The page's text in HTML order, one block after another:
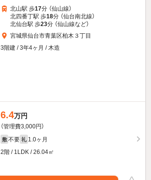
北山駅 歩17分 （仙山線）
北四番丁駅 歩18分 （仙台南北線）
北仙台駅 歩23分 （仙山線など）
宮城県仙台市青葉区柏木３丁目
3階建 / 3年4ヶ月 / 木造
6.4万円
（管理費3,000円）
敷 不要 礼 1.0ヶ月
2階 / 1LDK / 26.04㎡